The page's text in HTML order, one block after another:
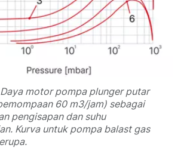
Daya motor pompa plunger putar
60 m3/jam) sebagai
pengisapan dan suhu
Kurva untuk pompa balast gas